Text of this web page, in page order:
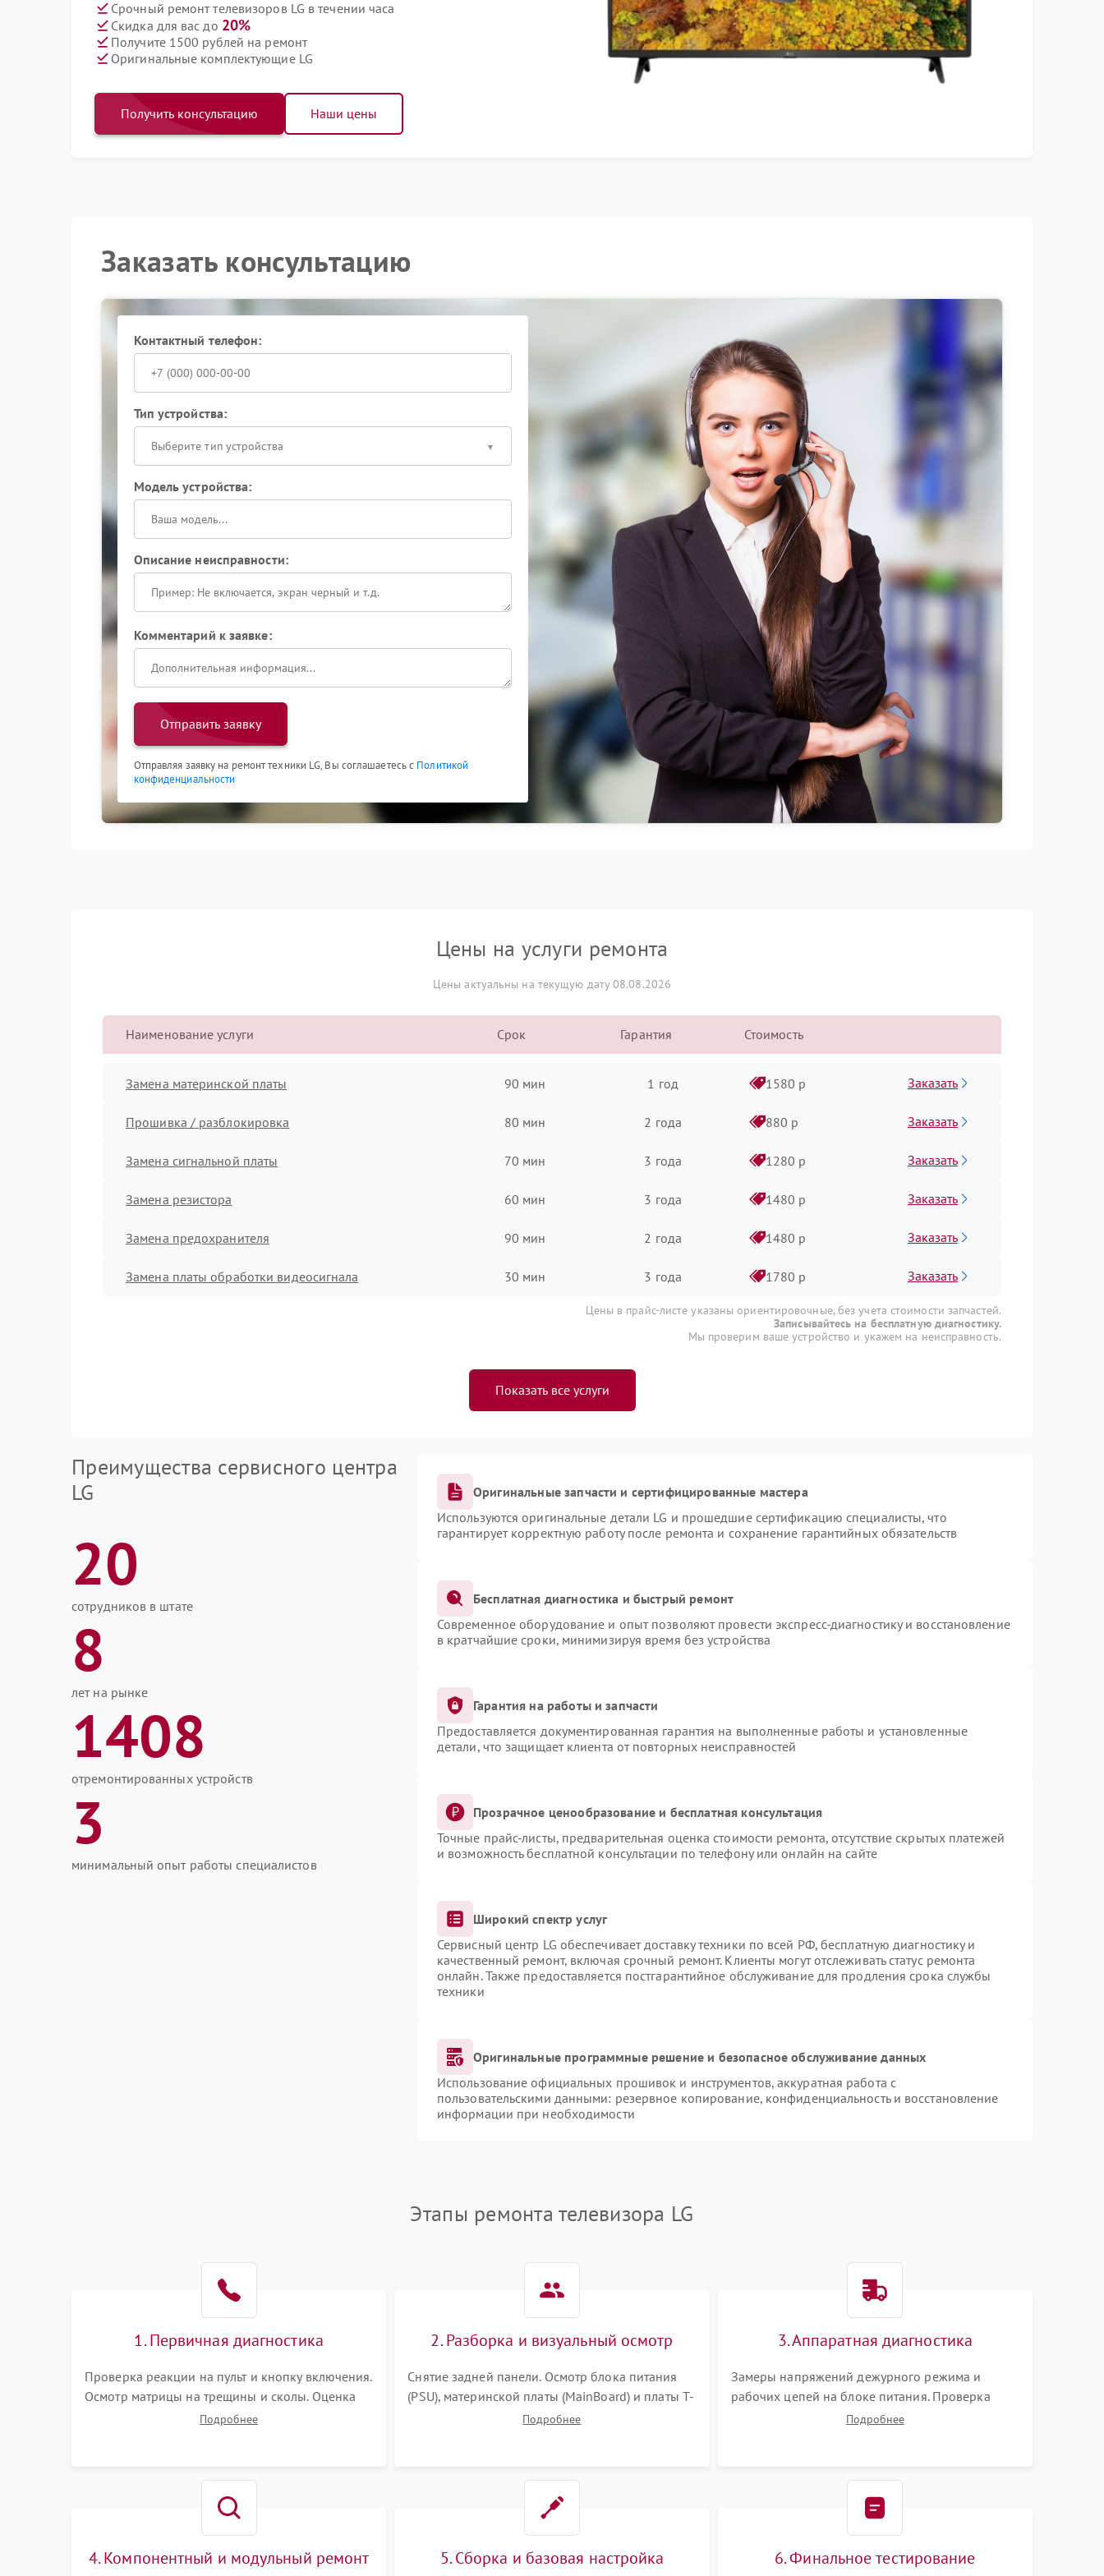
Срочный ремонт телевизоров LG в течении часа
Скидка для вас до 20%
Получите 1500 рублей на ремонт
Оригинальные комплектующие LG
Получить консультацию Наши цены
Заказать консультацию
Контактный телефон:
Тип устройства:
Выберите тип устройства
Модель устройства:
Описание неисправности:
Комментарий к заявке:
Отправить заявку
Отправляя заявку на ремонт техники LG, Вы соглашаетесь с Политикой
конфиденциальности
Цены на услуги ремонта
Цены актуальны на текущую дату 08.08.2026
Наименование услуги Срок Гарантия Стоимость
Замена материнской платы 90 мин 1 год 1580 р Заказать
Прошивка / разблокировка 80 мин 2 года 880 р Заказать
Замена сигнальной платы 70 мин 3 года 1280 р Заказать
Замена резистора 60 мин 3 года 1480 р Заказать
Замена предохранителя 90 мин 2 года 1480 р Заказать
Замена платы обработки видеосигнала 30 мин 3 года 1780 р Заказать
Цены в прайс-листе указаны ориентировочные, без учета стоимости запчастей.
Записывайтесь на бесплатную диагностику.
Мы проверим ваше устройство и укажем на неисправность.
Показать все услуги
Преимущества сервисного центра
LG
20
сотрудников в штате
8
лет на рынке
1408
отремонтированных устройств
3
минимальный опыт работы специалистов
Оригинальные запчасти и сертифицированные мастера
Используются оригинальные детали LG и прошедшие сертификацию специалисты, что
гарантирует корректную работу после ремонта и сохранение гарантийных обязательств
Бесплатная диагностика и быстрый ремонт
Современное оборудование и опыт позволяют провести экспресс-диагностику и восстановление
в кратчайшие сроки, минимизируя время без устройства
Гарантия на работы и запчасти
Предоставляется документированная гарантия на выполненные работы и установленные
детали, что защищает клиента от повторных неисправностей
Прозрачное ценообразование и бесплатная консультация
Точные прайс-листы, предварительная оценка стоимости ремонта, отсутствие скрытых платежей
и возможность бесплатной консультации по телефону или онлайн на сайте
Широкий спектр услуг
Сервисный центр LG обеспечивает доставку техники по всей РФ, бесплатную диагностику и
качественный ремонт, включая срочный ремонт. Клиенты могут отслеживать статус ремонта
онлайн. Также предоставляется постгарантийное обслуживание для продления срока службы
техники
Оригинальные программные решение и безопасное обслуживание данных
Использование официальных прошивок и инструментов, аккуратная работа с
пользовательскими данными: резервное копирование, конфиденциальность и восстановление
информации при необходимости
Этапы ремонта телевизора LG
1. Первичная диагностика
Проверка реакции на пульт и кнопку включения.
Осмотр матрицы на трещины и сколы. Оценка
звука, наличия подсветки и индикаторов
Подробнее
2. Разборка и визуальный осмотр
Снятие задней панели. Осмотр блока питания
(PSU), материнской платы (MainBoard) и платы T-
Con на вздутые конденсаторы, прогары,
Подробнее
3. Аппаратная диагностика
Замеры напряжений дежурного режима и
рабочих цепей на блоке питания. Проверка
видеосигналов на плате T-Con с помощью
Подробнее
4. Компонентный и модульный ремонт 5. Сборка и базовая настройка 6. Финальное тестирование